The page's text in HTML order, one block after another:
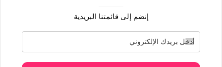
إنضم إلى قائمتنا البريدية